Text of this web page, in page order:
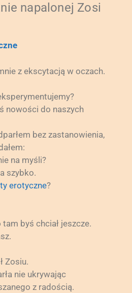
napalonej Zosi
z ekscytacją w oczach.
nowości do naszych
bez zastanowienia,
na myśli?
szybko.
erotyczne?
byś chciał jeszcze.
Zosiu.
nie ukrywając
z radością.